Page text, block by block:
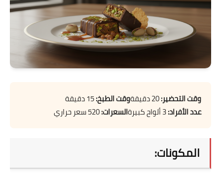
حلويات
حلويات العيد
مواضيع ست البيت
كُتب وصفات مجاني
وقت التحضير: وقت الطبخ:
عدد الأفراد:
السعرات:
المكونات: